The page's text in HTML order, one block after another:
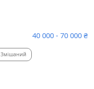
40 000 - 70 000 ₴
Змішаний